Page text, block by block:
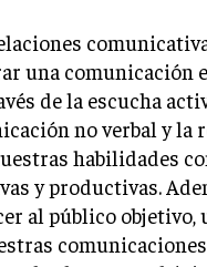
una comunicación
de la escucha
no verbal y
habilidades
y productivas.
al público